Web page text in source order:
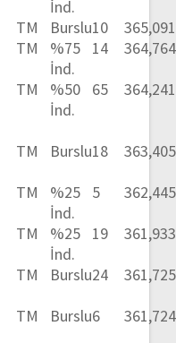
İnd.
TM Burslu10
TM
%75
İnd.
14
TM
%50
İnd.
65
TM Burslu18
TM
%25
İnd.
5
TM
%25
İnd.
19
TM Burslu24
TM Burslu6